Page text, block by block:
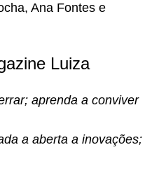
Ana Fontes e
Luiza
aprenda a conviver
a aberta a inovações;